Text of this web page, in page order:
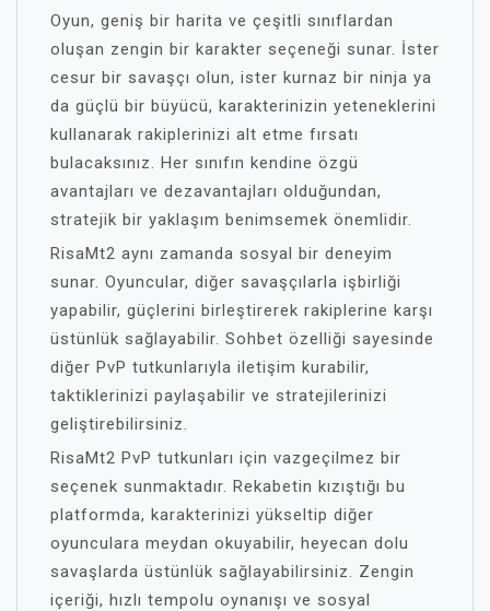
Oyun, geniş bir harita ve çeşitli sınıflardan
oluşan zengin bir karakter seçeneği sunar. İster
cesur bir savaşçı olun, ister kurnaz bir ninja ya
da güçlü bir büyücü, karakterinizin yeteneklerini
kullanarak rakiplerinizi alt etme fırsatı
bulacaksınız. Her sınıfın kendine özgü
avantajları ve dezavantajları olduğundan,
stratejik bir yaklaşım benimsemek önemlidir.
RisaMt2 aynı zamanda sosyal bir deneyim
sunar. Oyuncular, diğer savaşçılarla işbirliği
yapabilir, güçlerini birleştirerek rakiplerine karşı
üstünlük sağlayabilir. Sohbet özelliği sayesinde
diğer PvP tutkunlarıyla iletişim kurabilir,
taktiklerinizi paylaşabilir ve stratejilerinizi
geliştirebilirsiniz.
RisaMt2 PvP tutkunları için vazgeçilmez bir
seçenek sunmaktadır. Rekabetin kızıştığı bu
platformda, karakterinizi yükseltip diğer
oyunculara meydan okuyabilir, heyecan dolu
savaşlarda üstünlük sağlayabilirsiniz. Zengin
içeriği, hızlı tempolu oynanışı ve sosyal